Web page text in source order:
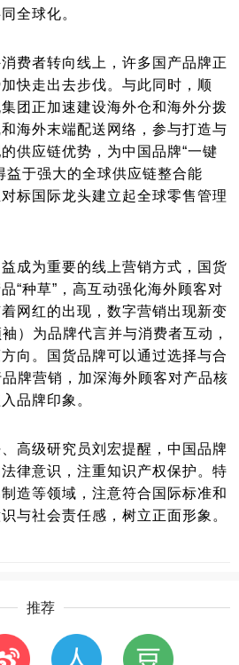
全球化。
者转向线上，许多国产品牌正
快走出去步伐。与此同时，顺
团正加速建设海外仓和海外分拨
海外末端配送网络，参与打造与
供应链优势，为中国品牌“一键
益于强大的全球供应链整合能
标国际龙头建立起全球零售管理
为重要的线上营销方式，国货
“种草”，高互动强化海外顾客对
网红的出现，数字营销出现新变
）为品牌代言并与消费者互动，
向。国货品牌可以通过选择与合
牌营销，加深海外顾客对产品核
品牌印象。
高级研究员刘宏提醒，中国品牌
律意识，注重知识产权保护。特
造等领域，注意符合国际标准和
与社会责任感，树立正面形象。
推荐